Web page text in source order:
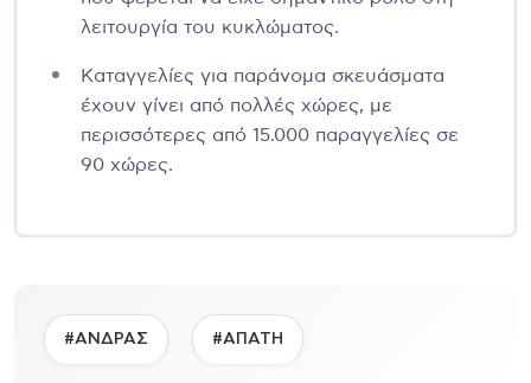
λειτουργία του κυκλώματος.
Καταγγελίες για παράνομα σκευάσματα
έχουν γίνει από πολλές χώρες, με
περισσότερες από 15.000 παραγγελίες σε
90 χώρες.
#ΑΝΔΡΑΣ #ΑΠΑΤΗ